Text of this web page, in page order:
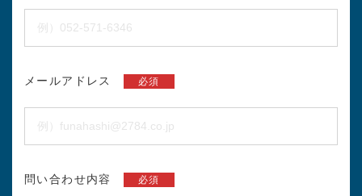
メールアドレス 必須
問い合わせ内容 必須